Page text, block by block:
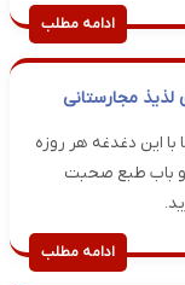
ادامه مطلب
مجارستانی
این دغدغه هر روزه
و باب طبع صحبت
ادامه مطلب